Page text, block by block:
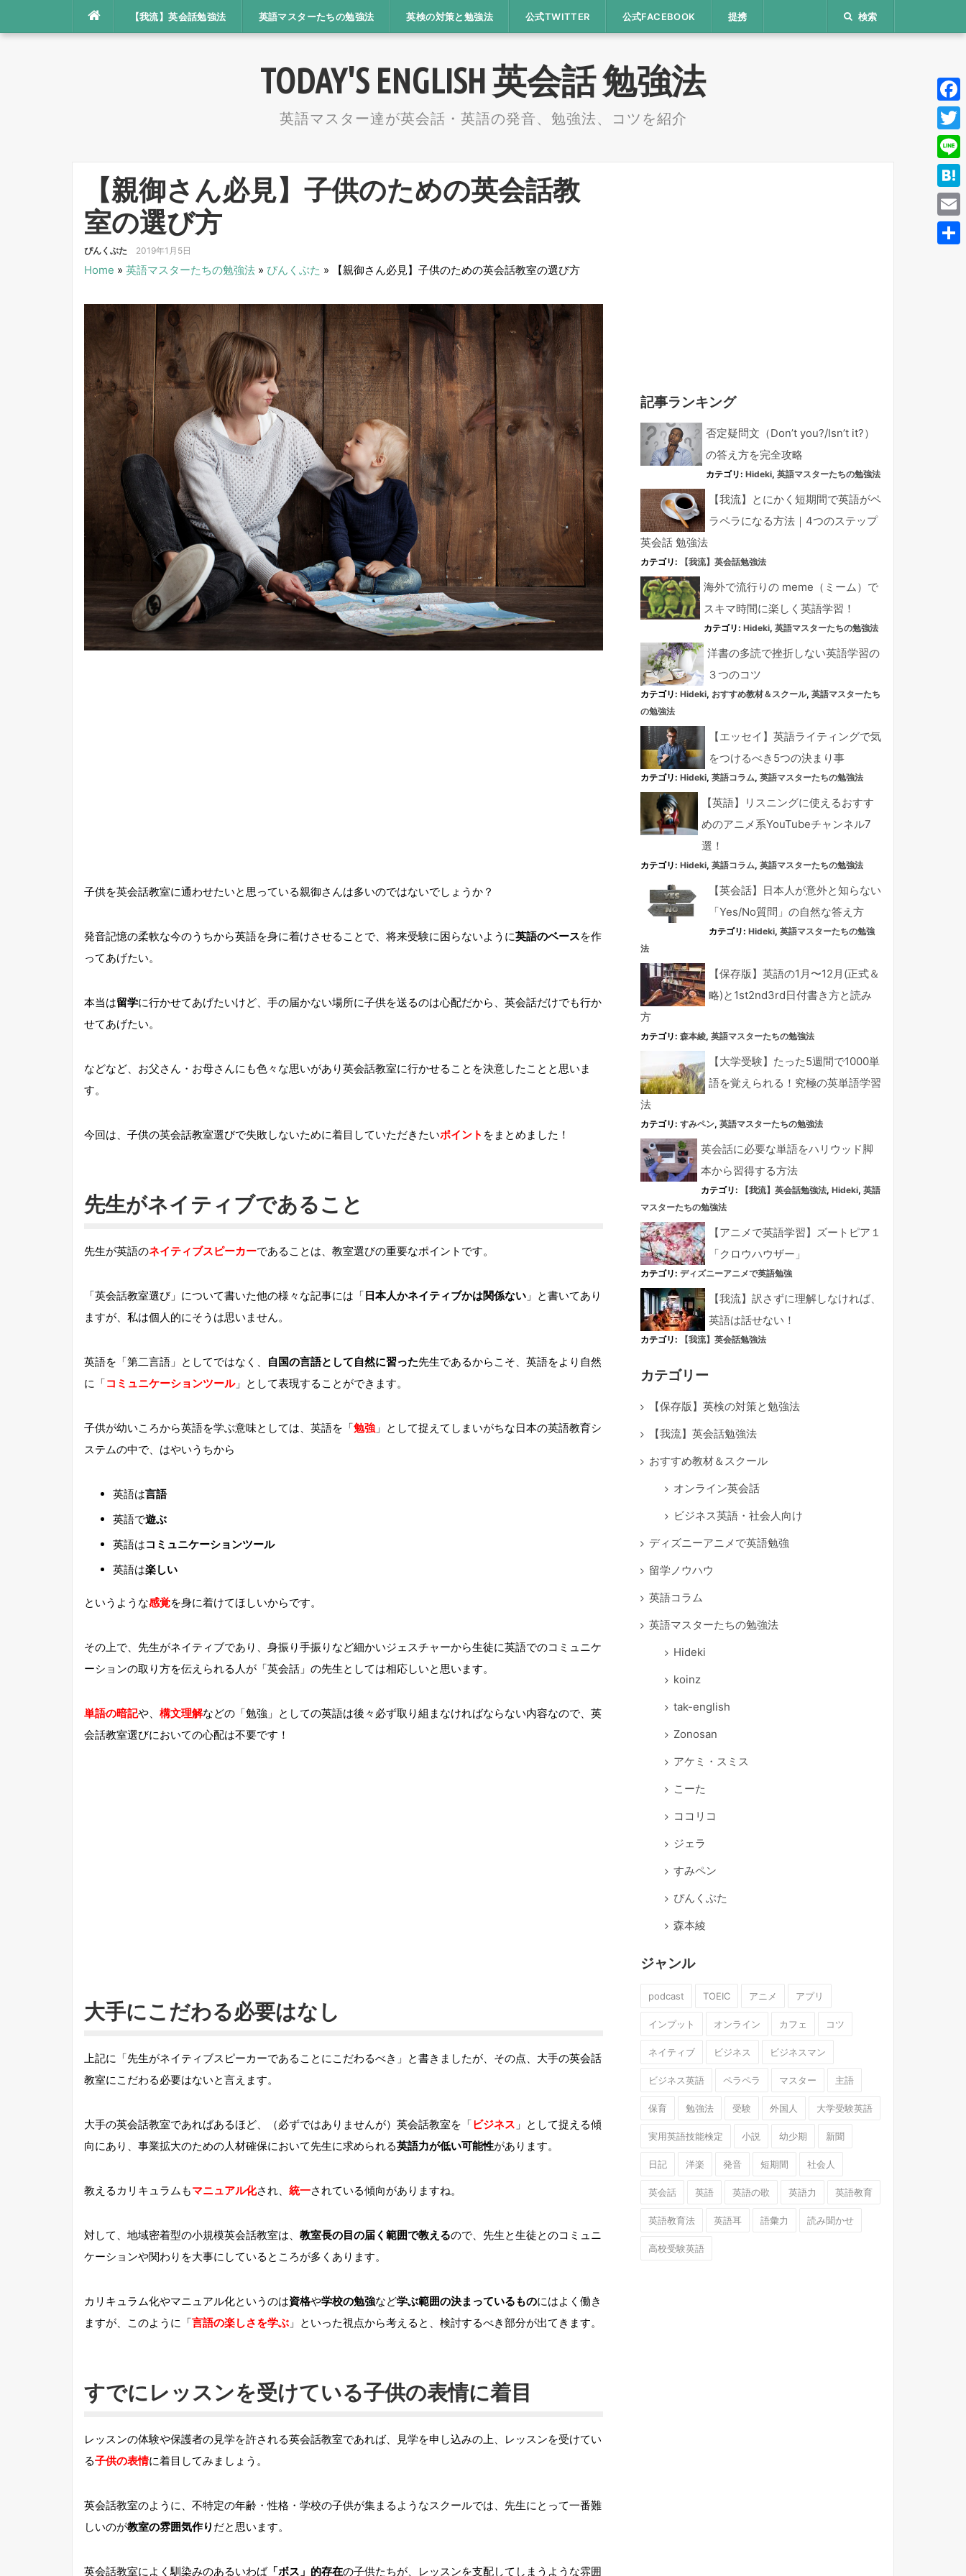
ン
【我流】英会話勉強法 英語マスターたちの勉強法 英検の対策と勉強法 公式TWITTER 公式FACEBOOK 提携 検索
TODAY'S ENGLISH 英会話 勉強法
英語マスター達が英会話・英語の発音、勉強法、コツを紹介
【親御さん必見】子供のための英会話教
室の選び方
ぴんくぶた 2019年1月5日
Home » 英語マスターたちの勉強法» ぴんくぶた » 【親御さん必見】子供のための英会話教室の選び方
子供を英会話教室に通わせたいと思っている親御さんは多いのではないでしょうか？
発音記憶の柔軟な今のうちから英語を身に着けさせることで、将来受験に困らないように英語のベースを作
ってあげたい。
本当は留学に行かせてあげたいけど、手の届かない場所に子供を送るのは心配だから、英会話だけでも行か
せてあげたい。
などなど、お父さん・お母さんにも色々な思いがあり英会話教室に行かせることを決意したことと思いま
す。
今回は、子供の英会話教室選びで失敗しないために着目していただきたいポイント をまとめました！
先生がネイティブであること
先生が英語のネイティブスピーカーであることは、教室選びの重要なポイントです。
「英会話教室選び」について書いた他の様々な記事には「日本人かネイティブかは関係ない」と書いてあり
ますが、私は個人的にそうは思いません。
英語を「第二言語」としてではなく、 自国の言語として自然に習った先生であるからこそ、英語をより自然
に「コミュニケーションツール」として表現することができます。
子供が幼いころから英語を学ぶ意味としては、英語を「勉強」として捉えてしまいがちな日本の英語教育シ
ステムの中で、はやいうちから
英語は言語
英語で遊ぶ
英語はコミュニケーションツール
英語は楽しい
というような感覚を身に着けてほしいからです。
その上で、先生がネイティブであり、身振り手振りなど細かいジェスチャーから生徒に英語でのコミュニケ
ーションの取り方を伝えられる人が「英会話」の先生としては相応しいと思います。
単語の暗記や、 構文理解などの「勉強」としての英語は後々必ず取り組まなければならない内容なので、英
会話教室選びにおいての心配は不要です！
大手にこだわる必要はなし
上記に「先生がネイティブスピーカーであることにこだわるべき」と書きましたが、その点、大手の英会話
教室にこだわる必要はないと言えます。
大手の英会話教室であればあるほど、（必ずではありませんが）英会話教室を「ビジネス 」として捉える傾
向にあり、事業拡大のための人材確保において先生に求められる英語力が低い可能性があります。
教えるカリキュラムもマニュアル化され、 統一されている傾向がありますね。
対して、地域密着型の小規模英会話教室は、 教室長の目の届く範囲で教えるので、先生と生徒とのコミュニ
ケーションや関わりを大事にしているところが多くあります。
カリキュラム化やマニュアル化というのは資格や学校の勉強など学ぶ範囲の決まっているものにはよく働き
ますが、このように「言語の楽しさを学ぶ」といった視点から考えると、検討するべき部分が出てきます。
すでにレッスンを受けている子供の表情に着目
レッスンの体験や保護者の見学を許される英会話教室であれば、見学を申し込みの上、レッスンを受けてい
る子供の表情に着目してみましょう。
英会話教室のように、不特定の年齢・性格・学校の子供が集まるようなスクールでは、先生にとって一番難
しいのが教室の雰囲気作り だと思います。
英会話教室によく馴染みのあるいわば「ボス」的存在の子供たちが、レッスンを支配してしまうような雰囲
記事ランキング
否定疑問文（Don’t you?/Isn’t it?）
の答え方を完全攻略
カテゴリ: Hideki, 英語マスターたちの勉強法
【我流】とにかく短期間で英語がペ
ラペラになる方法｜4つのステップ
英会話 勉強法
カテゴリ: 【我流】英会話勉強法
海外で流行りの meme（ミーム）で
スキマ時間に楽しく英語学習！
カテゴリ: Hideki, 英語マスターたちの勉強法
洋書の多読で挫折しない英語学習の
３つのコツ
カテゴリ: Hideki, おすすめ教材＆スクール, 英語マスターたち
の勉強法
【エッセイ】英語ライティングで気
をつけるべき5つの決まり事
カテゴリ: Hideki, 英語コラム, 英語マスターたちの勉強法
【英語】リスニングに使えるおすす
めのアニメ系YouTubeチャンネル7
選！
カテゴリ: Hideki, 英語コラム, 英語マスターたちの勉強法
【英会話】日本人が意外と知らない
「Yes/No質問」の自然な答え方
カテゴリ: Hideki, 英語マスターたちの勉強
法
【保存版】英語の1月〜12月(正式＆
略)と1st2nd3rd日付書き方と読み
方
カテゴリ: 森本綾, 英語マスターたちの勉強法
【大学受験】たった5週間で1000単
語を覚えられる！究極の英単語学習
法
カテゴリ: すみペン, 英語マスターたちの勉強法
英会話に必要な単語をハリウッド脚
本から習得する方法
カテゴリ: 【我流】英会話勉強法, Hideki, 英語
マスターたちの勉強法
【アニメで英語学習】ズートピア１
「クロウハウザー」
カテゴリ: ディズニーアニメで英語勉強
【我流】訳さずに理解しなければ、
英語は話せない！
カテゴリ: 【我流】英会話勉強法
カテゴリー
【保存版】英検の対策と勉強法
【我流】英会話勉強法
おすすめ教材＆スクール
オンライン英会話
ビジネス英語・社会人向け
ディズニーアニメで英語勉強
留学ノウハウ
英語コラム
英語マスターたちの勉強法
Hideki
koinz
tak-english
Zonosan
アケミ・スミス
こーた
ココリコ
ジェラ
すみペン
ぴんくぶた
森本綾
ジャンル
podcast TOEIC アニメ アプリ
インプット オンライン カフェ コツ
ネイティブ ビジネス ビジネスマン
ビジネス英語 ペラペラ マスター 主語
保育 勉強法 受験 外国人 大学受験英語
実用英語技能検定 小説 幼少期 新聞
日記 洋楽 発音 短期間 社会人
英会話 英語 英語の歌 英語力 英語教育
英語教育法 英語耳 語彙力 読み聞かせ
高校受験英語
Line
Email